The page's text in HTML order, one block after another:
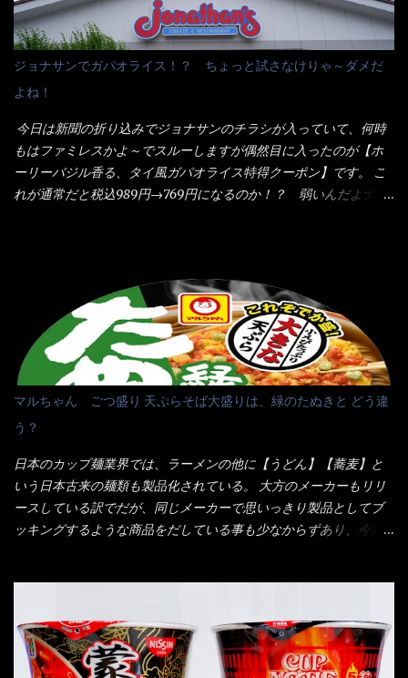
イのHPを見ると・・・（引用） めんは、ノンフライ・ノンスチー
ム製法で仕上げた、生めんに近い風味のストレートめんです。 豚
の旨味に数種類の唐辛子、ニンニクを加えた辛さとコクが凝縮さ
れた醤油ベースのスープです。 調味油に赤ラー油とごま油を使用
することに風味と辛さを引き立たせています。 調味油をスープ
全体に馴染ませるために、箸で麺と具を持ち上げて・・・ ええや
ないかぁ～ モヤシが黒豆モヤシだから細身で熱を加えてもへた
りづらい！（緑豆モヤシだと太くて熱加えるとダラーっとなるん
だよ） それに細ストレート麺とモヤシが良いバランスで・・・
韮の緑と卵の黄色も相まって・・・映える...
た・・・チーズに焦げ目が付いているのを、しっかり確認し買う
ことをオススメします。（取り分け量にも若干有り差がでてるだ
ろう） 早速タバスコを振りかけて食べてみると・・・結構美味し
いよ！ 久しぶりだな～ホワイトソースとマカロニの絡まった食
感・・・懐かしい～ 今回ダイソーのカレー用のスプーンを使って
みたら、これが凄くうまくすくえるんだよねぇ～（このスプーン
当たりだね） 今回新作のグラタンを頂きましたが、まずまずの美
味しさとダイソーのカレースプーンの。すくい上げ力の良さを再
度認識できました。
ジョナサンでガパオライス！？ ちょっと試さなけりゃ～ダメだ
よね！
今日は新聞の折り込みでジョナサンのチラシが入っていて、何時
もはファミレスかよ～でスルーしますが偶然目に入ったのが【ホ
ーリーバジル香る、タイ風ガパオライス特得クーポン】です。 こ
れが通常だと税込989円→769円になるのか！？ 弱いんだよナァ
に行っても同じメニュー同じ味のファミレスには行きません。 最
近は、ステーキガストに試しに行ったぐらいです。（肉が喰いた
くて） しかし最近のファミレスは合理化が進み、店員さんもフロ
ア担当は2人程度しか居ないんだよねぇ～ それに注文はタッチパ
ネル！！ 凄いよなぁ～ 20年位前は、フロア担当だけでも5人は
居たと思うけど・・・ 判らず店員さんを呼ぶピンポンを・・・ク
ーポンなんだけどと伝えると、丁寧にタッチパネルで～と教えて
くれたが、何故かタッチパネルがクーポンを受け付けない！！ 店
員さんも、アレー？といいながら私が受け付けますので・・・と
消えていった。 タッチパネルのやつ、安いのは嫌うんだな！？こ
のヤロー！ 待つ事暫し・・・10分は越えたと思うけど・・・出て
来ました。 こちらが本日のサラメシ【ホーリーバジル香る、タイ
く行きましたねぇ～ だからタイ料理屋さんには、辛味剤・酢・ナ
いた）が料理に必ず付いてきたものです。 でも流石にファミレ
スでは・・・それは無いね！残念だ～ 今回はすかいらーくグルー
マルちゃん ごつ盛り 天ぷらそば大盛りは、緑のたぬきと どう違
う？
日本のカップ麺業界では、ラーメンの他に【うどん】【蕎麦】と
いう日本古来の麺類も製品化されている。 大方のメーカーもリリ
ースしている訳でだが、同じメーカーで思いっきり製品としてブ
ッキングするような商品をだしている事も少なからずあり、今回
ている訳で何故に敢えて本商品をリリースするの？ 確かに販売価
格は、緑のたぬきの実売は108円位で、ごつ盛り天ぷらそばは98円
でした。 殆ど変わらないじゃないか！？ そこで何が違うか・・・